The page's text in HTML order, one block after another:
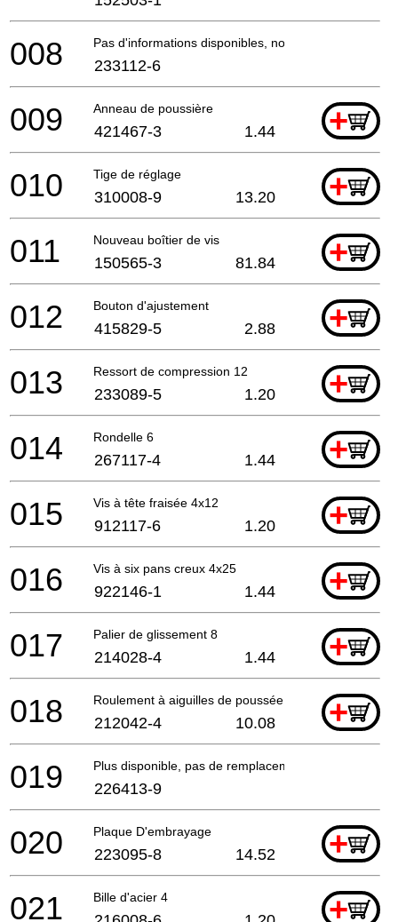
Pas d'informations disponibles, non commandable
008 233112-6
Anneau de poussière +
009 421467-3 1.44
Tige de réglage +
010 310008-9 13.20
Nouveau boîtier de vis +
011 150565-3 81.84
Bouton d'ajustement +
012 415829-5 2.88
Ressort de compression 12 +
013 233089-5 1.20
Rondelle 6 +
014 267117-4 1.44
Vis à tête fraisée 4x12 +
015 912117-6 1.20
Vis à six pans creux 4x25 +
016 922146-1 1.44
Palier de glissement 8 +
017 214028-4 1.44
Roulement à aiguilles de poussée 821 +
018 212042-4 10.08
Plus disponible, pas de remplacement
019 226413-9
Plaque D'embrayage +
020 223095-8 14.52
Bille d'acier 4 +
021